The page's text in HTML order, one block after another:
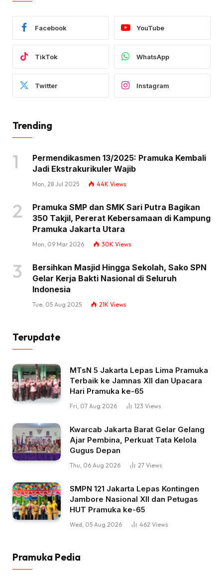
Facebook YouTube
TikTok WhatsApp
Twitter Instagram
Trending
Permendikasmen 13/2025: Pramuka Kembali
Jadi Ekstrakurikuler Wajib
Mon, 28 Jul 2025 44K Views
Pramuka SMP dan SMK Sari Putra Bagikan
350 Takjil, Pererat Kebersamaan di Kampung
Pramuka Jakarta Utara
Mon, 09 Mar 2026 30K Views
Bersihkan Masjid Hingga Sekolah, Sako SPN
Gelar Kerja Bakti Nasional di Seluruh
Indonesia
Tue, 05 Aug 2025 21K Views
Terupdate
MTsN 5 Jakarta Lepas Lima Pramuka
Terbaik ke Jamnas XII dan Upacara
Hari Pramuka ke-65
Fri, 07 Aug 2026 123 Views
Kwarcab Jakarta Barat Gelar Gelang
Ajar Pembina, Perkuat Tata Kelola
Gugus Depan
Thu, 06 Aug 2026 27 Views
SMPN 121 Jakarta Lepas Kontingen
Jambore Nasional XII dan Petugas
HUT Pramuka ke-65
Wed, 05 Aug 2026 462 Views
Pramuka Pedia